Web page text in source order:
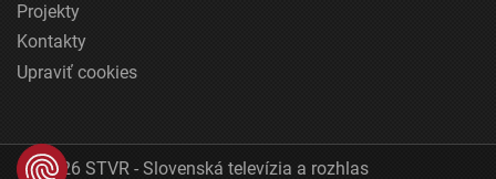
Projekty
Kontakty
Upraviť cookies
© 2026 STVR - Slovenská televízia a rozhlas